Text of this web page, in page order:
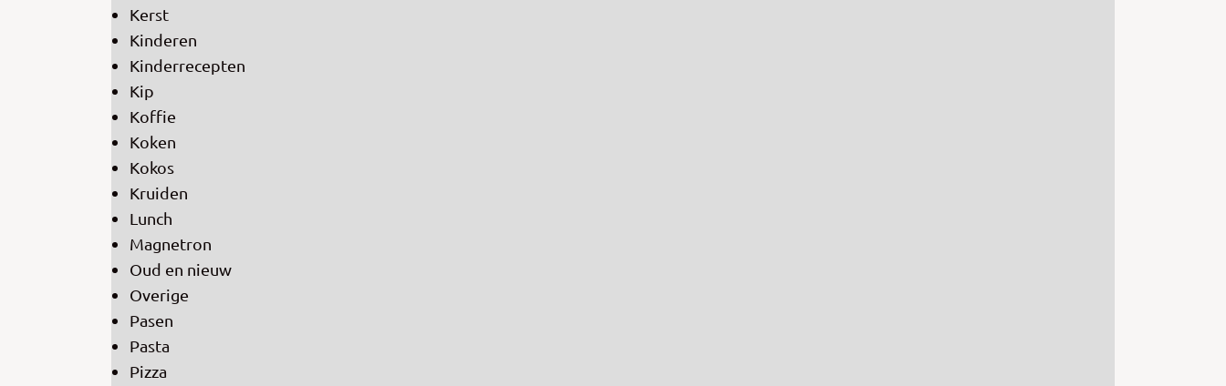
Kerst
Kinderen
Kinderrecepten
Kip
Koffie
Koken
Kokos
Kruiden
Lunch
Magnetron
Oud en nieuw
Overige
Pasen
Pasta
Pizza